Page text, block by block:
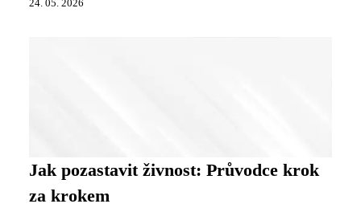
24. 05. 2026
Jak pozastavit živnost: Průvodce krok
za krokem